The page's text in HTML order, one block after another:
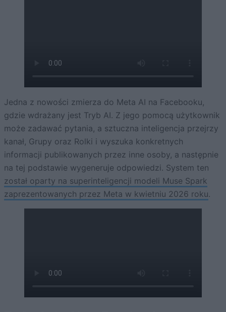
Jedna z nowości zmierza do Meta AI na Facebooku,
gdzie wdrażany jest Tryb AI. Z jego pomocą użytkownik
może zadawać pytania, a sztuczna inteligencja przejrzy
kanał, Grupy oraz Rolki i wyszuka konkretnych
informacji publikowanych przez inne osoby, a następnie
na tej podstawie wygeneruje odpowiedzi. System ten
został oparty na superinteligencji modeli Muse Spark
zaprezentowanych przez Meta w kwietniu 2026 roku.